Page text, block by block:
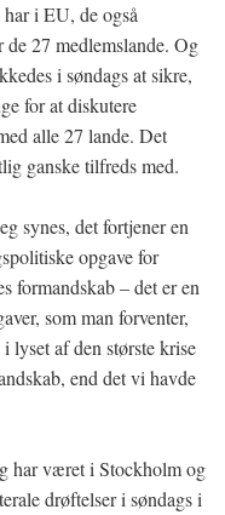
i EU, de også
27 medlemslande. Og
i søndags at sikre,
for at diskutere
alle 27 lande. Det
ganske tilfreds med.
synes, det fortjener en
opgave for
formandskab – det er en
som man forventer,
lyset af den største krise
end det vi havde
har været i Stockholm og
drøftelser i søndags i